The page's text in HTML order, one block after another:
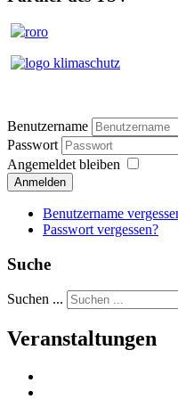
Benutzername
Passwort
Angemeldet bleiben
Anmelden
Benutzername
Passwort vergessen?
Suche
Suchen ...
Veranstaltungen